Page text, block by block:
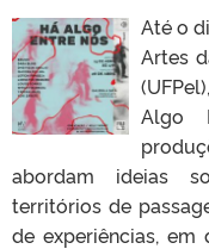
Até o
Artes
Algo
abordam ideias
territórios de
de experiências,